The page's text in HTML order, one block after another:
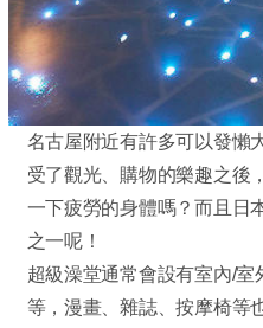
名古屋附近有許多可以發懶
受了觀光、購物的樂趣之後
一下疲勞的身體嗎？而且日
之一呢！
超級澡堂通常會設有室內/
等，漫畫、雜誌、按摩椅等